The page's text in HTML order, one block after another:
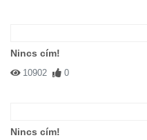
Nincs cím!
10902 0
Nincs cím!